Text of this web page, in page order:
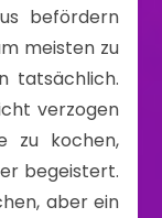
befördern
meisten zu
tatsächlich.
verzogen
zu kochen,
begeistert.
aber ein